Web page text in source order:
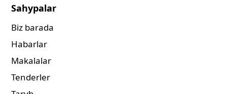
Sahypalar
Biz barada
Habarlar
Makalalar
Tenderler